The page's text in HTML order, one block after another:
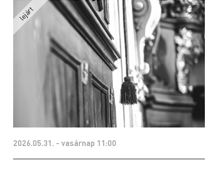
2026.05.31. - vasárnap 11:00